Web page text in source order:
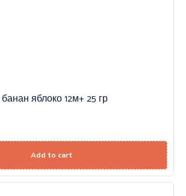
яблоко 12м+ 25 гр
Add to cart